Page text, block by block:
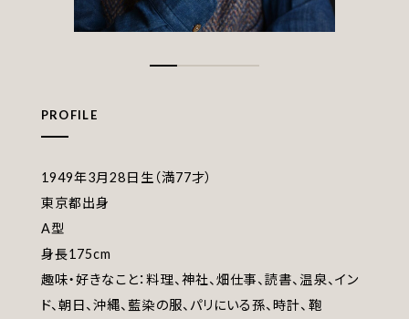
PROFILE
1949年3月28日生（満77才）
東京都出身
A型
身長175cm
趣味・好きなこと：料理、神社、畑仕事、読書、温泉、イン
ド、朝日、沖縄、藍染の服、パリにいる孫、時計、鞄